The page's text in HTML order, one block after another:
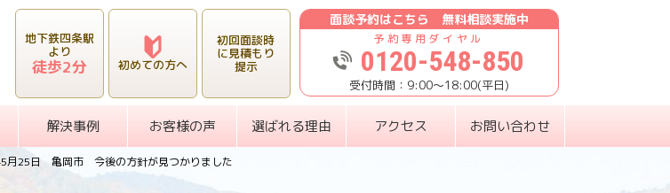
地下鉄四条駅
より
徒歩2分 初めての方へ
初回面談時
に見積もり
提示
面談予約はこちら 無料相談実施中
0120-548-850
9:00〜18:00(平日)
解決事例 お客様の声 選ばれる理由 アクセス お問い合わせ
月25日 亀岡市 今後の方針が見つかりました